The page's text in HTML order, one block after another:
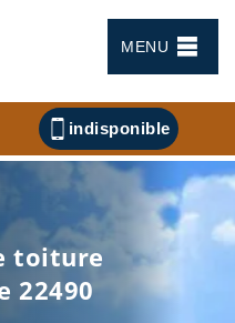
MENU
indisponible
toiture
22490